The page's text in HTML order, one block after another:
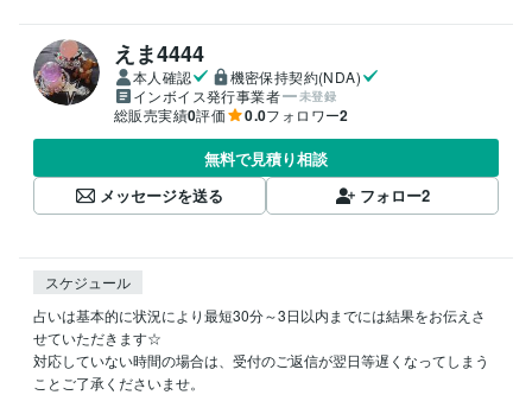
えま4444
本人確認
機密保持契約(NDA)
インボイス発行事業者
未登録
総販売実績0評価 0.0フォロワー2
無料で見積り相談
メッセージを送る
フォロー2
スケジュール
占いは基本的に状況により最短30分～3日以内までには結果をお伝えさ
せていただきます☆
対応していない時間の場合は、受付のご返信が翌日等遅くなってしまう
ことご了承くださいませ。